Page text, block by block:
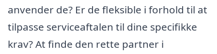
anvender de? Er de fleksible i forhold til at
tilpasse serviceaftalen til dine specifikke
krav? At finde den rette partner i